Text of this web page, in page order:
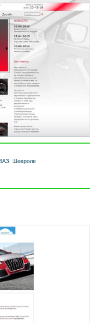
Шевроле